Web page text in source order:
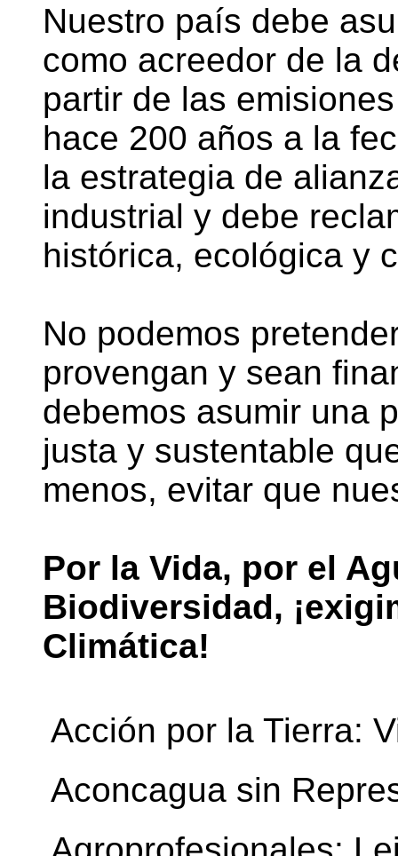
Nuestro país debe
como acreedor de la
partir de las
hace 200 años a la
la estrategia de
industrial y debe
histórica, ecológica y
No podemos
provengan y sean
debemos asumir una
justa y sustentable
menos, evitar que
Por la Vida, por el
Biodiversidad,
Climática!
 Acción por la Tierra:
 Aconcagua sin